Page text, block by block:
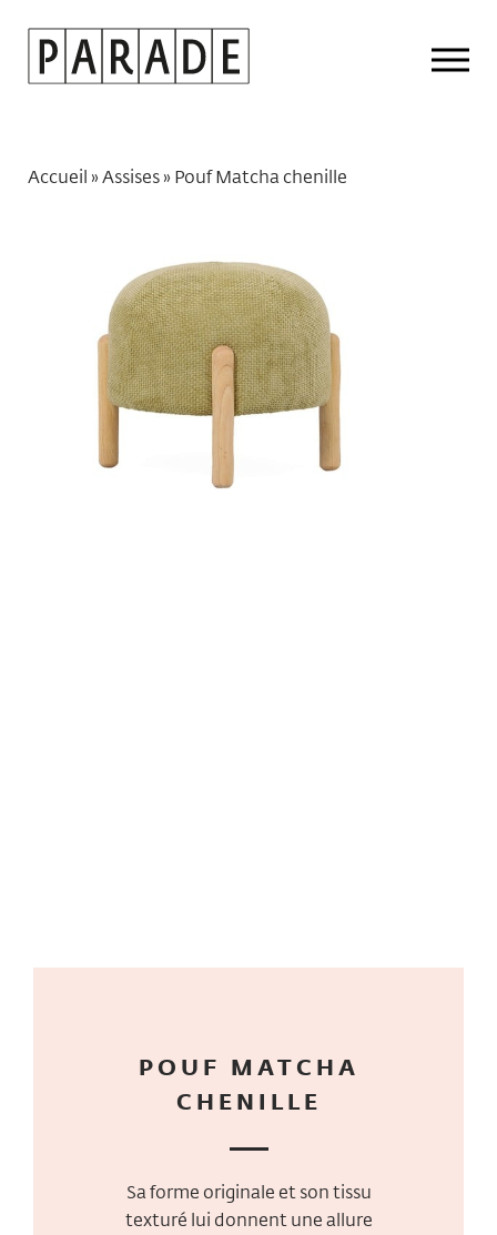
Accueil »Assises»Pouf Matcha chenille
POUF MATCHA
CHENILLE
Sa forme originale et son tissu
texturé lui donnent une allure